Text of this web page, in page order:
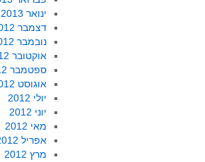
ינואר 2013
דצמבר 2012
נובמבר 2012
אוקטובר 2012
ספטמבר 2012
אוגוסט 2012
יולי 2012
יוני 2012
מאי 2012
אפריל 2012
מרץ 2012